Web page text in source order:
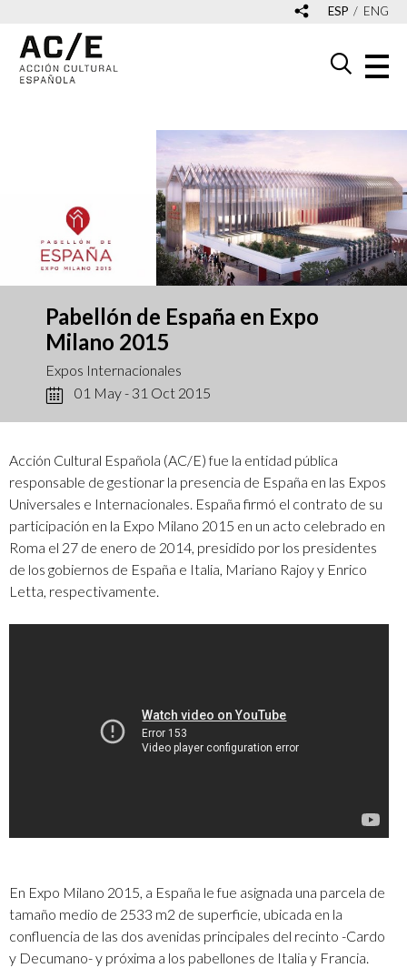
ESP ENG
Pabellón de España en Expo
Milano 2015
Expos Internacionales
01 May - 31 Oct 2015
Acción Cultural Española (AC/E) fue la entidad pública
responsable de gestionar la presencia de España en las Expos
Universales e Internacionales. España firmó el contrato de su
participación en la Expo Milano 2015 en un acto celebrado en
Roma el 27 de enero de 2014, presidido por los presidentes
de los gobiernos de España e Italia, Mariano Rajoy y Enrico
Letta, respectivamente.
En Expo Milano 2015, a España le fue asignada una parcela de
tamaño medio de 2533 m2 de superficie, ubicada en la
confluencia de las dos avenidas principales del recinto -Cardo
y Decumano- y próxima a los pabellones de Italia y Francia.